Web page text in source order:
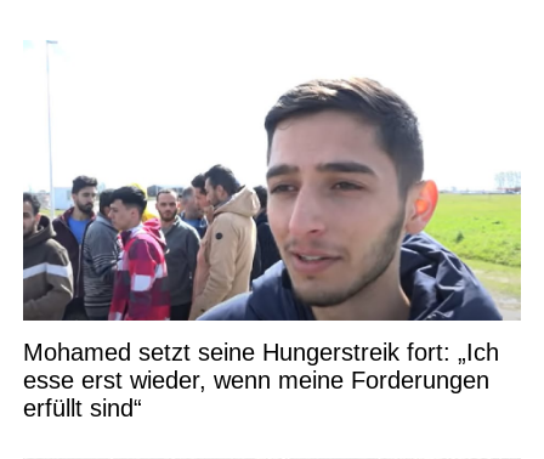
Mohamed setzt seine Hungerstreik fort: „Ich
esse erst wieder, wenn meine Forderungen
erfüllt sind“